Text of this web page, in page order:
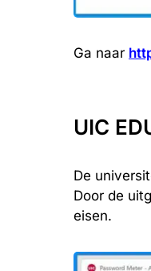
Ga naar
UIC
De
Door de
eisen.